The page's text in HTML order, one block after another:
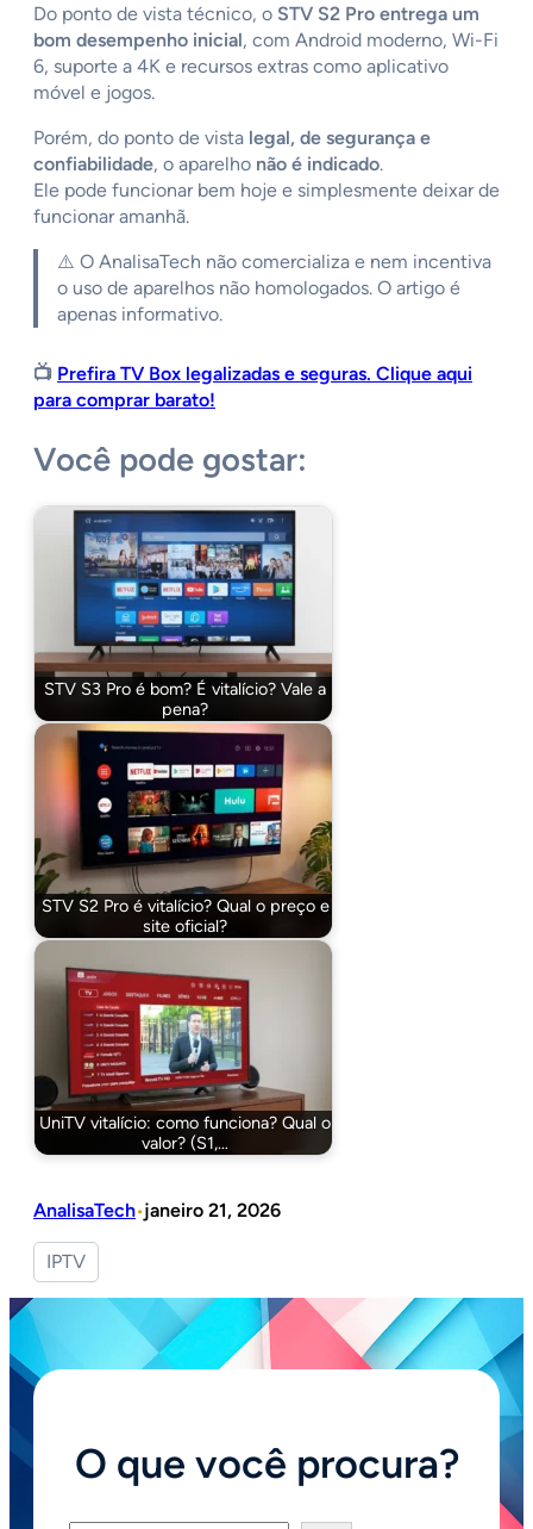
Do ponto de vista técnico, o STV S2 Pro entrega um
bom desempenho inicial, com Android moderno, Wi-Fi
6, suporte a 4K e recursos extras como aplicativo
móvel e jogos.
Porém, do ponto de vista legal, de segurança e
confiabilidade, o aparelho não é indicado.
Ele pode funcionar bem hoje e simplesmente deixar de
funcionar amanhã.
⚠️ O AnalisaTech não comercializa e nem incentiva
o uso de aparelhos não homologados. O artigo é
apenas informativo.
📺 Prefira TV Box legalizadas e seguras. Clique aqui
para comprar barato!
Você pode gostar:
STV S3 Pro é bom? É vitalício? Vale a
pena?
STV S2 Pro é vitalício? Qual o preço e
site oficial?
UniTV vitalício: como funciona? Qual o
valor? (S1,…
AnalisaTech•janeiro 21, 2026
IPTV
O que você procura?